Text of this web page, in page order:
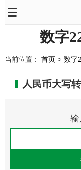
数字
当前位置： 首页 > 数字
人民币大写
输